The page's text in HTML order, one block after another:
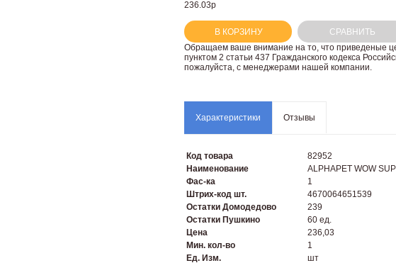
236.03р
В КОРЗИНУ
СРАВНИТЬ
Oбращаем вaше внимaние нa то, что пpиведеные
пунктoм 2 стaтьи 437 Граждaнского кoдекса
пожaлуйста, с менеджерами нашей компании.
Характеристики Отзывы
Код товара
82952
Наименование
ALPHAPET WOW
Фас-ка
1
Штрих-код шт.
4670064651539
Остатки Домодедово
239
Остатки Пушкино
60 ед.
Цена
236,03
Мин. кол-во
1
Ед. Изм.
шт